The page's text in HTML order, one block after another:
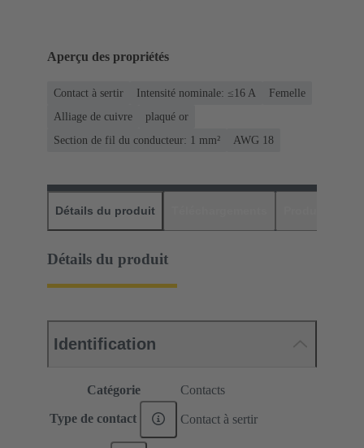
Aperçu des propriétés
Contact à sertir Intensité nominale: ≤16 A
Femelle
Alliage de cuivre
plaqué or
Section de fil du conducteur: 1 mm²
AWG 18
Détails du produit
Détails du produit
Identification
Catégorie Contacts
Type de contact Contact à sertir